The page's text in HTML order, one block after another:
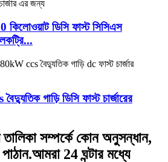
কিলোওয়াট ডিসি ফাস্ট সিসিএস
গাড়ি ডিসি ফাস্ট চার্জারের
সম্পর্কে কোন অনুসন্ধান,
24 ঘন্টার মধ্যে